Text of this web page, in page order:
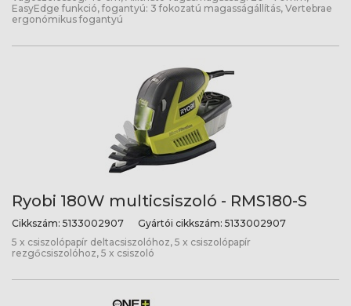
EasyEdge funkció, fogantyú: 3 fokozatú magasságállítás, Vertebrae
ergonómikus fogantyú
Ryobi 180W multicsiszoló - RMS180-S
Cikkszám: 5133002907 Gyártói cikkszám: 5133002907
5 x csiszolópapír deltacsiszolóhoz, 5 x csiszolópapír
rezgőcsiszolóhoz, 5 x csiszoló